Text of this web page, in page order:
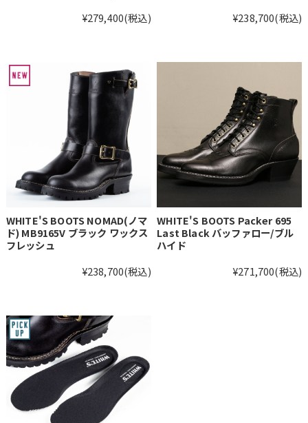
¥279,400(税込)
¥238,700(税込)
WHITE'S BOOTS NOMAD(ノマ
ド) MB9165V ブラック ワックス
フレッシュ
¥238,700(税込)
WHITE'S BOOTS Packer 695
Last Black バッファロー/ブル
ハイド
¥271,700(税込)